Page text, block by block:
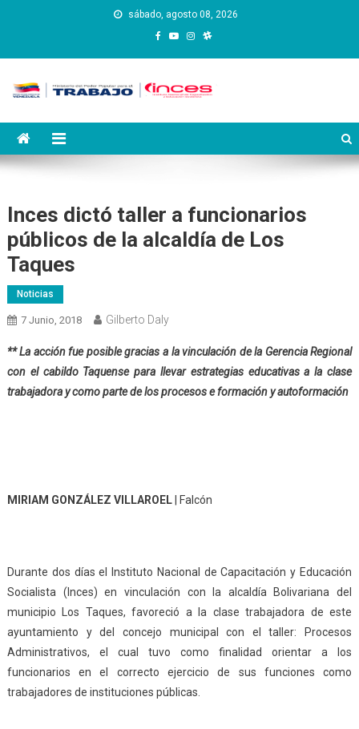
sábado, agosto 08, 2026
Instituto Nacional de
Capacitación y Educación
Inces dictó taller a funcionarios
públicos de la alcaldía de Los
Taques
Noticias
7 Junio, 2018 Gilberto Daly
** La acción fue posible gracias a la vinculación de la Gerencia Regional
con el cabildo Taquense para llevar estrategias educativas a la clase
trabajadora y como parte de los procesos e formación y autoformación
MIRIAM GONZÁLEZ VILLAROEL| Falcón
Durante dos días el Instituto Nacional de Capacitación y Educación
Socialista (Inces) en vinculación con la alcaldía Bolivariana del
municipio Los Taques, favoreció a la clase trabajadora de este
ayuntamiento y del concejo municipal con el taller: Procesos
Administrativos, el cual tuvo como finalidad orientar a los
funcionarios en el correcto ejercicio de sus funciones como
trabajadores de instituciones públicas.